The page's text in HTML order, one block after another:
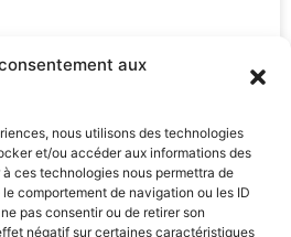
aux
nous utilisons des technologies
et/ou accéder aux informations des
ces technologies nous permettra de
comportement de navigation ou les ID
pas consentir ou de retirer son
négatif sur certaines caractéristiques